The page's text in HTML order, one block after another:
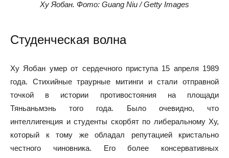
Ху Яобан. Фото: Guang Niu / Getty Images
Студенческая волна
Ху Яобан умер от сердечного приступа 15 апреля 1989
года. Стихийные траурные митинги и стали отправной
точкой в истории противостояния на площади
Тяньаньмэнь того года. Было очевидно, что
интеллигенция и студенты скорбят по либеральному Ху,
который к тому же обладал репутацией кристально
честного чиновника. Его более консервативных